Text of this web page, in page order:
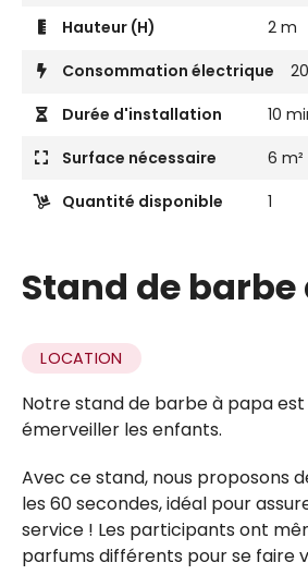
Stand de barbe
LOCATION
Notre stand de barbe à papa
émerveiller les enfants.
Avec ce stand, nous proposons
les 60 secondes, idéal pour
service ! Les participants ont
parfums différents pour se faire
Hauteur (H)
2 m
Consommation électrique
Durée d'installation
10
Surface nécessaire
6 m²
Quantité disponible
1